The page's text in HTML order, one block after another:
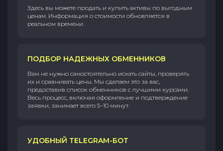
Здесь вы можете продать и купить активы по выгодным
ценам. Информация о стоимости обновляется в
реальном времени.
ПОДБОР НАДЕЖНЫХ ОБМЕННИКОВ
Вам не нужно самостоятельно искать сайты, проверять
их и сравнивать цены. Мы сделаем это за вас,
предоставив список обменников с лучшими курсами.
Весь процесс, включая оформление и подтверждение
заявки, занимает всего 5–10 минут.
УДОБНЫЙ TELEGRAM-БОТ